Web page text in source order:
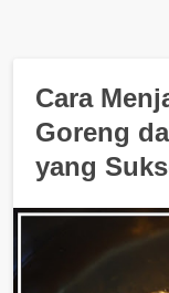
Cara
Goreng
yang